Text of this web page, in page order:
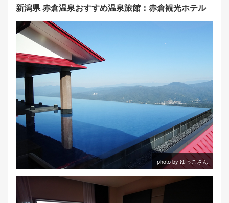
新潟県 赤倉温泉おすすめ温泉旅館：赤倉観光ホテル
photo by ゆっこさん